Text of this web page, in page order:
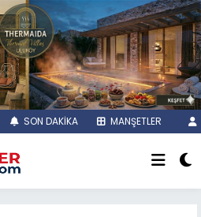
SON DAKİKA MANŞETLER